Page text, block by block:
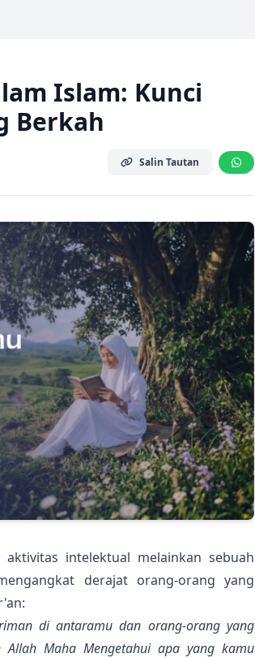
Islam: Kunci
Berkah
Salin Tautan
intelektual melainkan sebuah
derajat orang-orang yang
di antaramu dan orang-orang yang
Maha Mengetahui apa yang kamu